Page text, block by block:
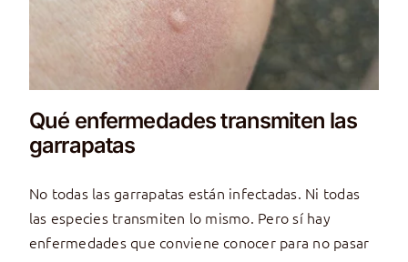
Qué enfermedades transmiten las
garrapatas
No todas las garrapatas están infectadas. Ni todas
las especies transmiten lo mismo. Pero sí hay
enfermedades que conviene conocer para no pasar